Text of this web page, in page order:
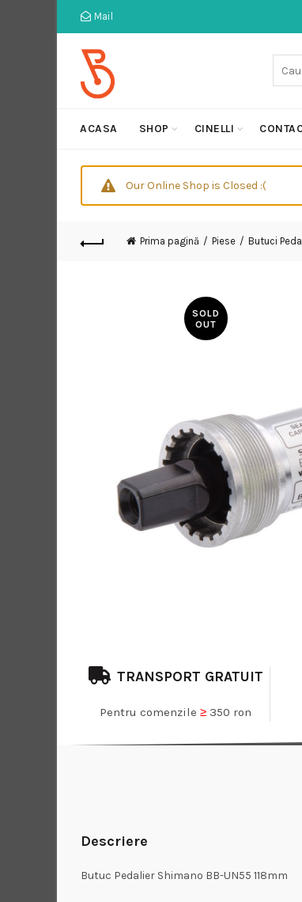
Mail
ACASA SHOP CINELLI
Our Online Shop is Closed :(
Prima pagină Piese Butuci
SOLD
OUT
TRANSPORT GRATUIT
Pentru comenzile ≥350 ron
Descriere
Butuc Pedalier Shimano BB-UN55 118mm